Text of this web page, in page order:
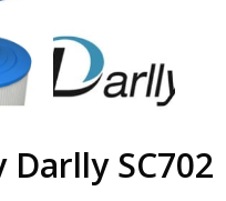
SC702